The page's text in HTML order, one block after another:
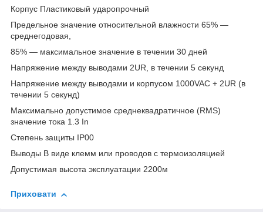
Корпус Пластиковый ударопрочный
Предельное значение относительной влажности 65% ―
среднегодовая,
85% ― максимальное значение в течении 30 дней
Напряжение между выводами 2UR, в течении 5 секунд
Напряжение между выводами и корпусом 1000VAC + 2UR (в
течении 5 секунд)
Максимально допустимое среднеквадратичное (RMS)
значение тока 1.3 In
Степень защиты IP00
Выводы В виде клемм или проводов с термоизоляцией
Допустимая высота эксплуатации 2200м
Приховати